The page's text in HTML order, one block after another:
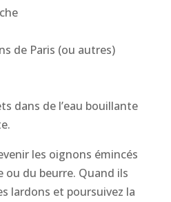
de Paris (ou autres)
dans de l’eau bouillante
les oignons émincés
ou du beurre. Quand ils
lardons et poursuivez la